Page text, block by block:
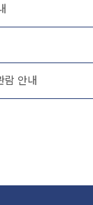
람 안내